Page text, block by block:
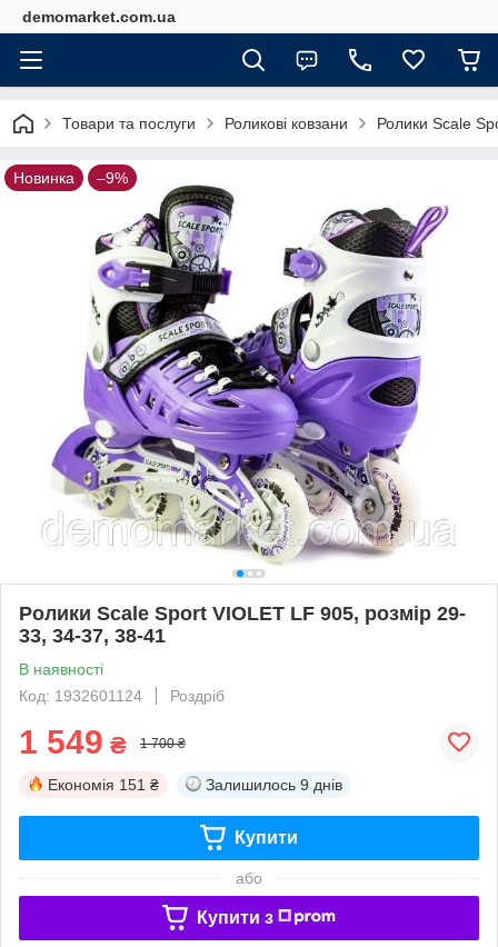
demomarket.com.ua
Товари та послуги Роликові ковзани Ролики Scale
Новинка –9%
Ролики Scale Sport VIOLET LF 905, розмір 29-
33, 34-37, 38-41
В наявності
Код: 1932601124
Роздріб
1 549 ₴ 1 700 ₴
Економія 151 ₴ Залишилось 9 днів
Купити
або
Купити з